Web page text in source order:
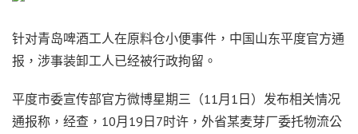
针对青岛啤酒工人在原料仓小便事件，中国山东平度官方通
报，涉事装卸工人已经被行政拘留。
平度市委宣传部官方微博星期三（11月1日）发布相关情况
通报称，经查，10月19日7时许，外省某麦芽厂委托物流公